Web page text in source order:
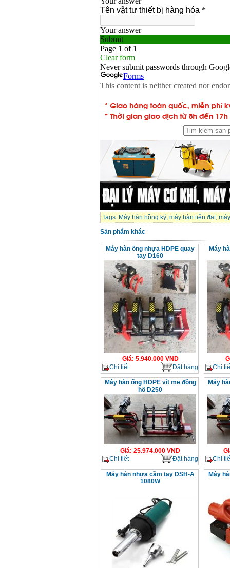
Tags: Máy hàn hồng ký, máy hàn tiến đạt,
Sản phẩm khác
Máy hàn ống nhựa HDPE quay
tay D160
Giá: 5.940.000VND
Chi tiết
Đặt hàng
Máy
Chi
Máy hàn ống HDPE vít me đồng
hồ D250
Giá: 25.974.000 VND
Chi tiết
Đặt hàng
Máy
Chi
Máy hàn nhựa cầm tay DSH-A
1080W
Máy